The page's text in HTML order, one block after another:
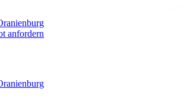
anfordern